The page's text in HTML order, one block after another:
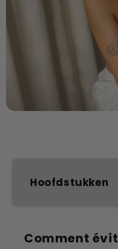
Hoofdstukken
Comment